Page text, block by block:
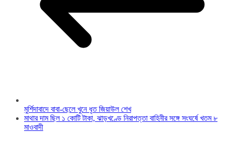
মুর্শিদাবাদে বাবা-ছেলে খুনে ধৃত জিয়াউল শেখ
মাথার দাম ছিল ১ কোটি টাকা, ঝাড়খণ্ডে নিরাপত্তা বাহিনীর সঙ্গে সংঘর্ষে খতম ৮
মাওবাদী